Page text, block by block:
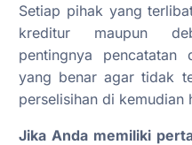
Setiap pihak yang
kreditur maupun
pentingnya pencatatan
yang benar agar tidak
perselisihan di kemudian
Jika Anda memiliki